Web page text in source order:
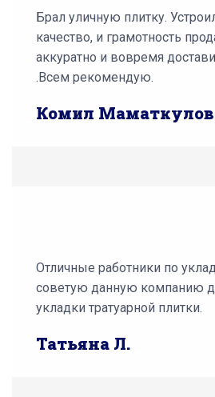
Брал уличную плитку.
качество, и грамотность
аккуратно и вовремя
.Всем рекомендую.
Комил Маматкулов
Отличные работники по
советую данную компанию
укладки тратуарной плитки.
Татьяна Л.